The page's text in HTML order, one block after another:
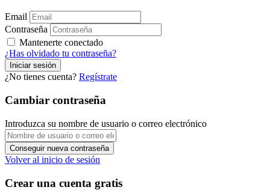
Email
Contraseña
Mantenerte conectado
¿Has olvidado tu contraseña?
¿No tienes cuenta? Regístrate
Cambiar contraseña
Introduzca su nombre de usuario o correo electrónico
Volver al inicio de sesión
Crear una cuenta gratis